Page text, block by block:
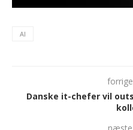
AI
Danske it-chefer vil